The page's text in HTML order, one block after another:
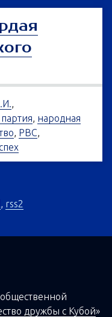
,
, народная
, РВС,
, rss2
общественной
дружбы с Кубой»